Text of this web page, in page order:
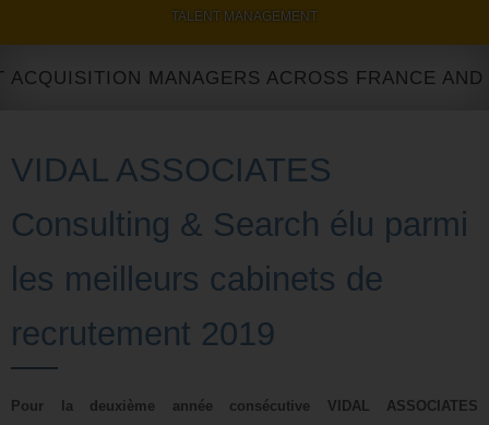
TALENT MANAGEMENT
MANAGERS ACROSS FRANCE AND
VIDAL ASSOCIATES
Consulting & Search élu parmi
les meilleurs cabinets de
recrutement 2019
Pour la deuxième année consécutive VIDAL ASSOCIATES